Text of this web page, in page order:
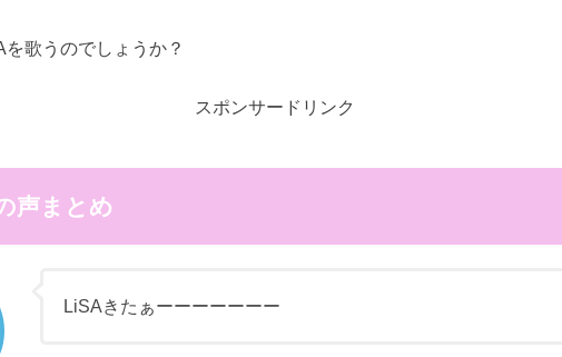
歌うのでしょうか？
スポンサードリンク
声まとめ
LiSAきたぁーーーーーーー